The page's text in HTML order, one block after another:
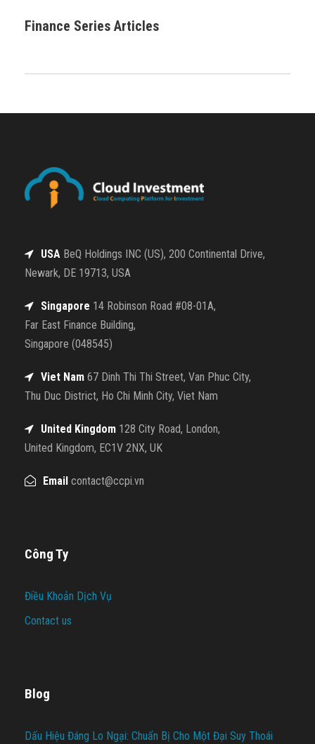
Finance Series Articles
USA BeQ Holdings INC (US), 200 Continental Drive,
Newark, DE 19713, USA
Singapore 14 Robinson Road #08-01A,
Far East Finance Building,
Singapore (048545)
Viet Nam 67 Dinh Thi Thi Street, Van Phuc City,
Thu Duc District, Ho Chi Minh City, Viet Nam
United Kingdom 128 City Road, London,
United Kingdom, EC1V 2NX, UK
Email contact@ccpi.vn
Công Ty
Điều Khoản Dịch Vụ
Contact us
Blog
Dấu Hiệu Đáng Lo Ngại: Chuẩn Bị Cho Một Đại Suy Thoái